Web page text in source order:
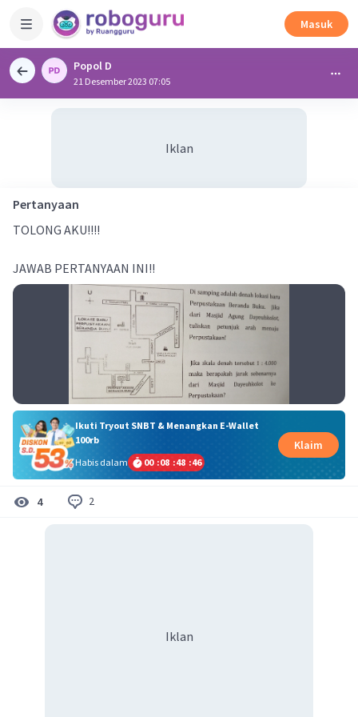
Masuk
Popol D
21 Desember 2023 07:05
Iklan
Pertanyaan
TOLONG AKU!!!!
JAWAB PERTANYAAN INI!!
Ikuti Tryout SNBT & Menangkan E-Wallet
100rb
Habis dalam
00 :08 :48 :45
Klaim
4 2
Iklan